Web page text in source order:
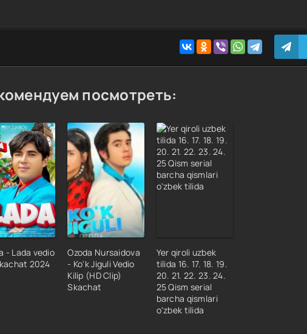
посмотреть:
- Lada vedio
2024
Ozoda Nursaidova
- Ko'k Jiguli Vedio
Kilip (HD Clip)
Skachat
Yer qiroli uzbek
tilida 16. 17. 18. 19.
20. 21. 22. 23. 24.
25 Qism serial
barcha qismlari
o'zbek tilida